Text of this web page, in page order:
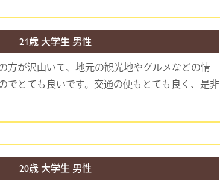
21歳 大学生 男性
方が沢山いて、地元の観光地やグルメなどの情
でとても良いです。交通の便もとても良く、是非
20歳 大学生 男性